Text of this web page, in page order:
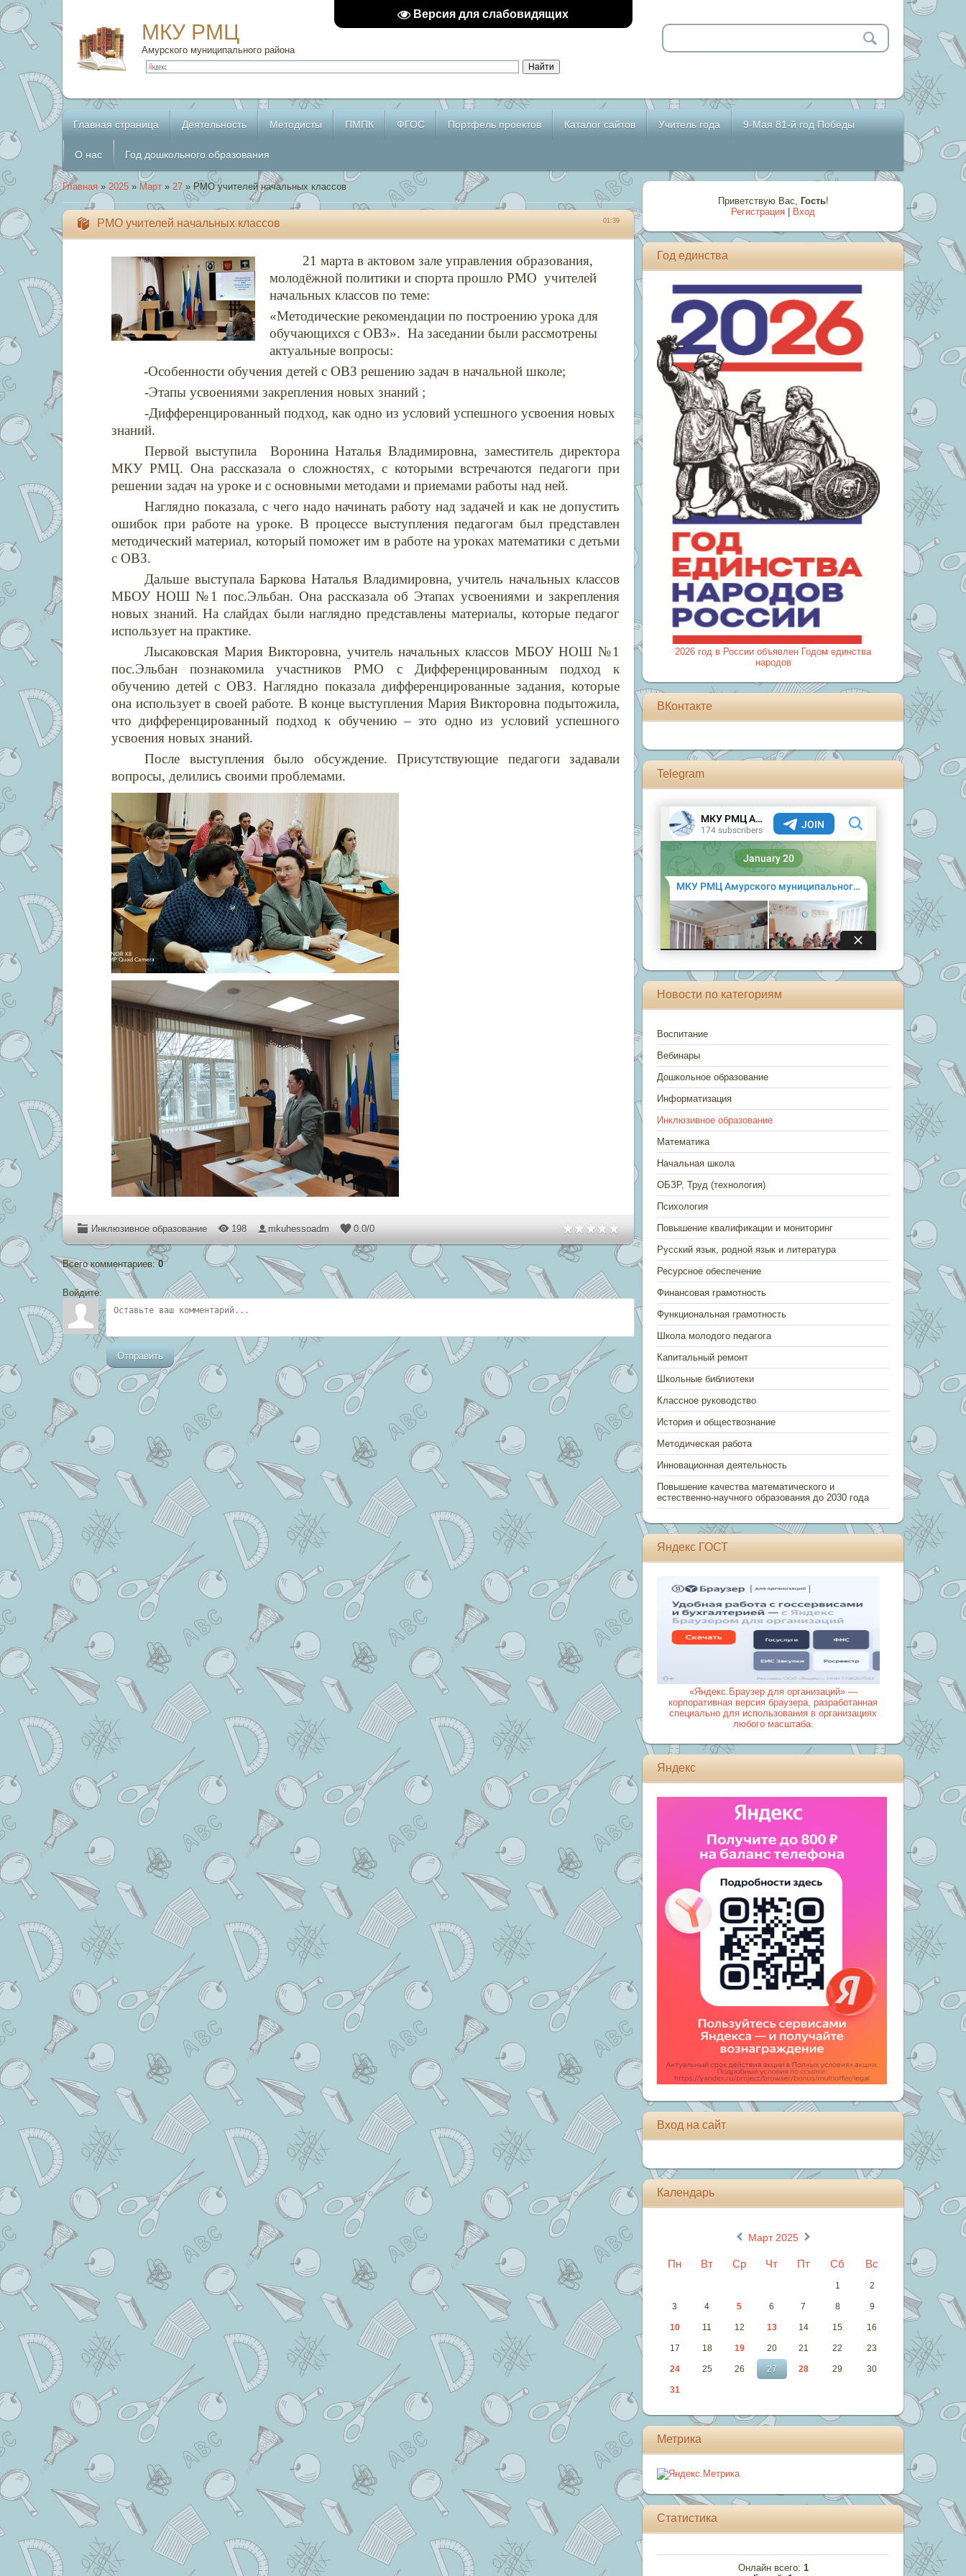
Версия для слабовидящих
МКУ РМЦ
Амурского муниципального района
Главная страница Деятельность Методисты ПМПК ФГОС Портфель проектов Каталог сайтов Учитель года 9-Мая 81-й год Победы
О нас Год дошкольного образования
Главная » 2025 » Март » 27 » РМО учителей начальных классов
01:39
РМО учителей начальных классов
21 марта в актовом зале управления образования,
молодёжной политики и спорта прошло РМО учителей
начальных классов по теме:
«Методические рекомендации по построению урока для
обучающихся с ОВЗ». На заседании были рассмотрены
актуальные вопросы:
-Особенности обучения детей с ОВЗ решению задач в начальной школе;
-Этапы усвоениями закрепления новых знаний ;
-Дифференцированный подход, как одно из условий успешного усвоения новых
знаний.
Первой выступила Воронина Наталья Владимировна, заместитель директора
МКУ РМЦ. Она рассказала о сложностях, с которыми встречаются педагоги при
решении задач на уроке и с основными методами и приемами работы над ней.
Наглядно показала, с чего надо начинать работу над задачей и как не допустить
ошибок при работе на уроке. В процессе выступления педагогам был представлен
методический материал, который поможет им в работе на уроках математики с детьми
с ОВЗ.
Дальше выступала Баркова Наталья Владимировна, учитель начальных классов
МБОУ НОШ №1 пос.Эльбан. Она рассказала об Этапах усвоениями и закрепления
новых знаний. На слайдах были наглядно представлены материалы, которые педагог
использует на практике.
Лысаковская Мария Викторовна, учитель начальных классов МБОУ НОШ №1
пос.Эльбан познакомила участников РМО с Дифференцированным подход к
обучению детей с ОВЗ. Наглядно показала дифференцированные задания, которые
она использует в своей работе. В конце выступления Мария Викторовна подытожила,
что дифференцированный подход к обучению – это одно из условий успешного
усвоения новых знаний.
После выступления было обсуждение. Присутствующие педагоги задавали
вопросы, делились своими проблемами.
Инклюзивное образование 198 mkuhessoadm 0.0/0
Всего комментариев:0
Войдите:
Отправить
Приветствую Вас, Гость!
Регистрация
Вход
Год единства
2026 год в России объявлен Годом единства
народов
ВКонтакте
Telegram
Новости по категориям
Воспитание
Вебинары
Дошкольное образование
Информатизация
Инклюзивное образование
Математика
Начальная школа
ОБЗР, Труд (технология)
Психология
Повышение квалификации и мониторинг
Русский язык, родной язык и литература
Ресурсное обеспечение
Финансовая грамотность
Функциональная грамотность
Школа молодого педагога
Капитальный ремонт
Школьные библиотеки
Классное руководство
История и обществознание
Методическая работа
Инновационная деятельность
Повышение качества математического и
естественно-научного образования до 2030 года
Яндекс ГОСТ
«Яндекс.Браузер для организаций» —
корпоративная версия браузера, разработанная
специально для использования в организациях
любого масштаба.
Яндекс
Вход на сайт
Календарь
« Март 2025 »
Пн Вт Ср Чт Пт Сб Вс
1 2
3 4 5 6 7 8 9
10 11 12 13 14 15 16
17 18 19 20 21 22 23
24 25 26 27 28 29 30
31
Метрика
Статистика
Онлайн всего: 1